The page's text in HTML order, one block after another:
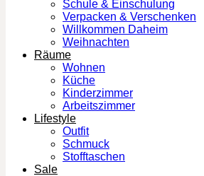
Schule & Einschulung
Verpacken & Verschenken
Willkommen Daheim
Weihnachten
Räume
Wohnen
Küche
Kinderzimmer
Arbeitszimmer
Lifestyle
Outfit
Schmuck
Stofftaschen
Sale